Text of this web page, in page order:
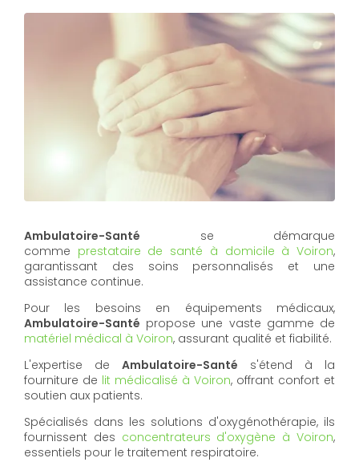
Ambulatoire-Santé se démarque
comme prestataire de santé à domicile à Voiron,
garantissant des soins personnalisés et une
assistance continue.
Pour les besoins en équipements médicaux,
Ambulatoire-Santé propose une vaste gamme de
matériel médical à Voiron, assurant qualité et fiabilité.
L'expertise de Ambulatoire-Santé s'étend à la
fourniture de lit médicalisé à Voiron, offrant confort et
soutien aux patients.
Spécialisés dans les solutions d'oxygénothérapie, ils
fournissent des concentrateurs d'oxygène à Voiron,
essentiels pour le traitement respiratoire.